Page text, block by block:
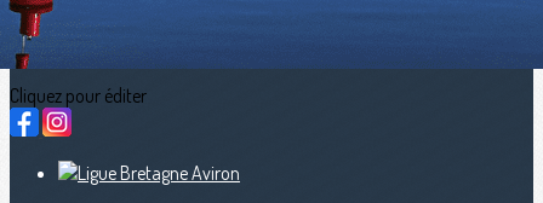
Ajoutez un logo, un bouton, des réseaux sociaux
Cliquez pour éditer